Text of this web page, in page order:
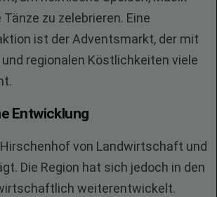
zu zelebrieren. Eine
ist der Adventsmarkt, der mit
regionalen Köstlichkeiten viele
Entwicklung
von Landwirtschaft und
Die Region hat sich jedoch in den
weiterentwickelt.